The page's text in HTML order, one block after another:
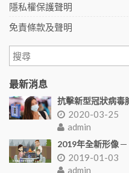
隱私權保護聲明
免責條款及聲明
最新消息
抗擊新型冠狀病毒
2020-03-25
admin
2019年全新形像
2019-01-03
admin